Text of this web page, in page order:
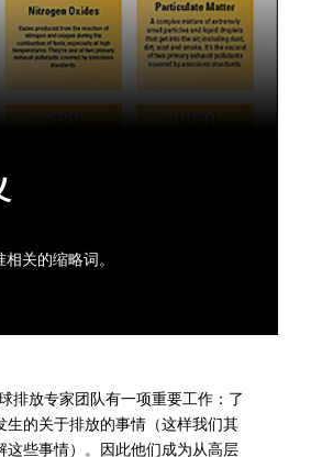
关的缩略词。
排放专家团队有一项重要工作：了
生的关于排放的事情（这样我们其
这些事情）。因此他们成为从高层